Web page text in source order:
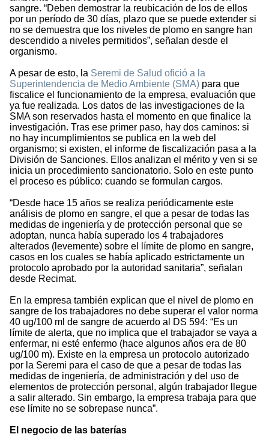
sangre. “Deben demostrar la reubicación de los de ellos
por un período de 30 días, plazo que se puede extender si
no se demuestra que los niveles de plomo en sangre han
descendido a niveles permitidos”, señalan desde el
organismo.
A pesar de esto, la Seremi de Salud ofició a la
Superintendencia de Medio Ambiente (SMA) para que
fiscalice el funcionamiento de la empresa, evaluación que
ya fue realizada. Los datos de las investigaciones de la
SMA son reservados hasta el momento en que finalice la
investigación. Tras ese primer paso, hay dos caminos: si
no hay incumplimientos se publica en la web del
organismo; si existen, el informe de fiscalización pasa a la
División de Sanciones. Ellos analizan el mérito y ven si se
inicia un procedimiento sancionatorio. Solo en este punto
el proceso es público: cuando se formulan cargos.
“Desde hace 15 años se realiza periódicamente este
análisis de plomo en sangre, el que a pesar de todas las
medidas de ingeniería y de protección personal que se
adoptan, nunca había superado los 4 trabajadores
alterados (levemente) sobre el límite de plomo en sangre,
casos en los cuales se había aplicado estrictamente un
protocolo aprobado por la autoridad sanitaria”, señalan
desde Recimat.
En la empresa también explican que el nivel de plomo en
sangre de los trabajadores no debe superar el valor norma
40 ug/100 ml de sangre de acuerdo al DS 594: “Es un
límite de alerta, que no implica que el trabajador se vaya a
enfermar, ni esté enfermo (hace algunos años era de 80
ug/100 m). Existe en la empresa un protocolo autorizado
por la Seremi para el caso de que a pesar de todas las
medidas de ingeniería, de administración y del uso de
elementos de protección personal, algún trabajador llegue
a salir alterado. Sin embargo, la empresa trabaja para que
ese límite no se sobrepase nunca”.
El negocio de las baterías